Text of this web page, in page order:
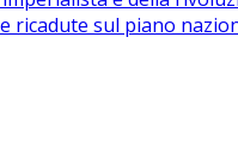
ricadute sul piano